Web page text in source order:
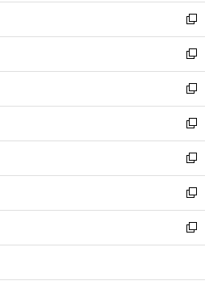
く
ン
ド
ウ
で
開
く
ウ
ィ
ン
ド
ウ
で
開
く
し
い
ウ
ィ
ン
ド
ウ
で
開
く
新
し
い
ウ
ィ
ン
ド
ウ
で
開
く
新
し
い
ウ
ィ
ン
ド
ウ
で
開
く
新
し
い
ウ
ィ
ン
ド
ウ
で
開
新
し
い
ウ
ィ
ン
ド
ウ
開
新
し
い
ウ
ィ
ン
ウ
新
し
い
ウ
ン
新
し
ウ